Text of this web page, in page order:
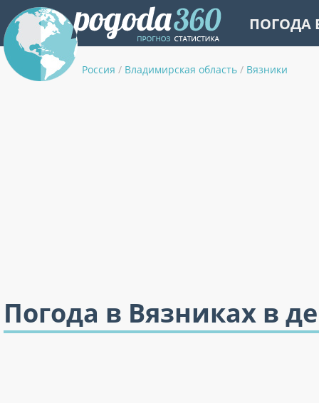
ПОГОДА
Россия / Владимирская область / Вязники
Погода в Вязниках в